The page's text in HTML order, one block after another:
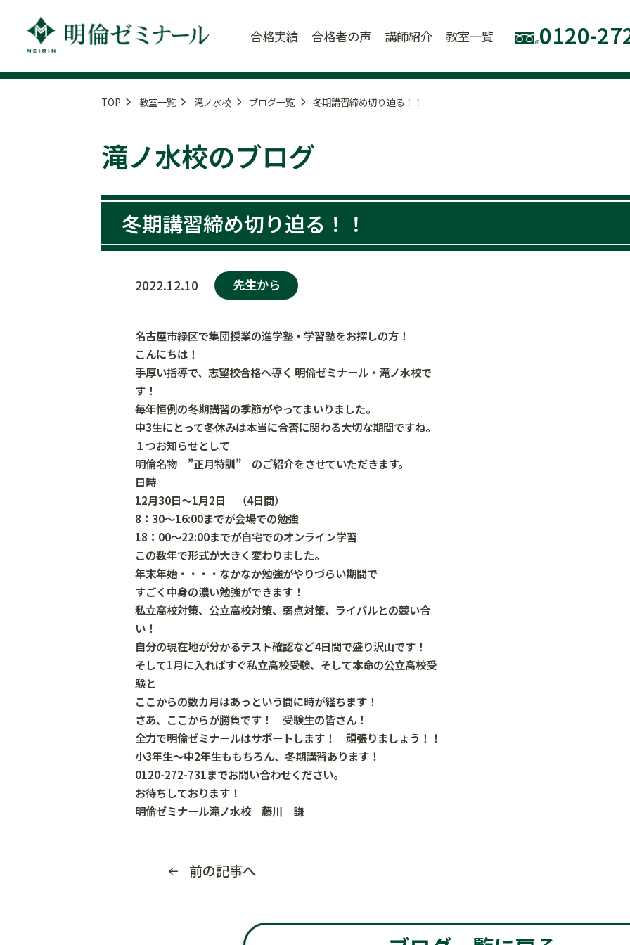
合格実績 合格者の声 講師紹介 教室一覧 0120-
TOP 教室一覧 滝ノ水校 ブログ一覧 冬期講習締め切り迫る！！
滝ノ水校のブログ
冬期講習締め切り迫る！！
2022.12.10 先生から
名古屋市緑区で集団授業の進学塾・学習塾をお探しの方！
こんにちは！
手厚い指導で、志望校合格へ導く 明倫ゼミナール・滝ノ水校で
す！
毎年恒例の冬期講習の季節がやってまいりました。
中3生にとって冬休みは本当に合否に関わる大切な期間ですね。
１つお知らせとして
明倫名物 ”正月特訓” のご紹介をさせていただきます。
日時
12月30日～1月2日 （4日間）
8：30～16:00までが会場での勉強
18：00～22:00までが自宅でのオンライン学習
この数年で形式が大きく変わりました。
年末年始・・・・なかなか勉強がやりづらい期間で
すごく中身の濃い勉強ができます！
私立高校対策、公立高校対策、弱点対策、ライバルとの競い合
い！
自分の現在地が分かるテスト確認など4日間で盛り沢山です！
そして1月に入ればすぐ私立高校受験、そして本命の公立高校受
験と
ここからの数カ月はあっという間に時が経ちます！
さあ、ここからが勝負です！ 受験生の皆さん！
全力で明倫ゼミナールはサポートします！ 頑張りましょう！！
小3年生～中2年生ももちろん、冬期講習あります！
0120-272-731までお問い合わせください。
お待ちしております！
明倫ゼミナール滝ノ水校 藤川 謙
前の記事へ